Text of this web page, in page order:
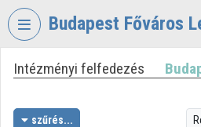
Fejléc kihagyása
Budapest Főváros
VIDEOTORIUM
BUDAPEST
Intézményi felfedezés
szűrés...